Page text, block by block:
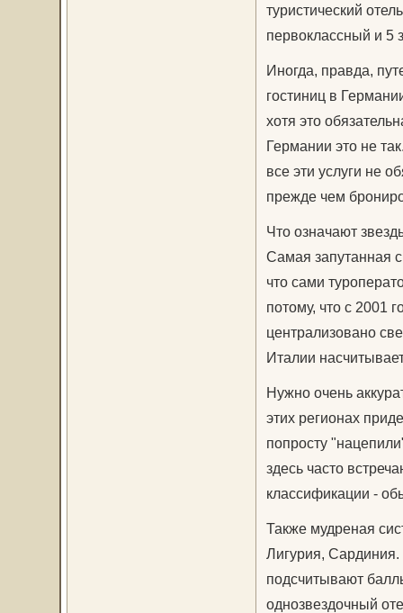
туристический
первоклассный и 5
Иногда, правда,
гостиниц в
хотя это
Германии это не
все эти услуги не
прежде чем
Что означают
Самая запутанная
что сами
потому, что с 2001
централизовано
Италии
Нужно очень
этих регионах
попросту
здесь часто
классификации -
Также мудреная
Лигурия, Сардиния.
подсчитывают
однозвездочный